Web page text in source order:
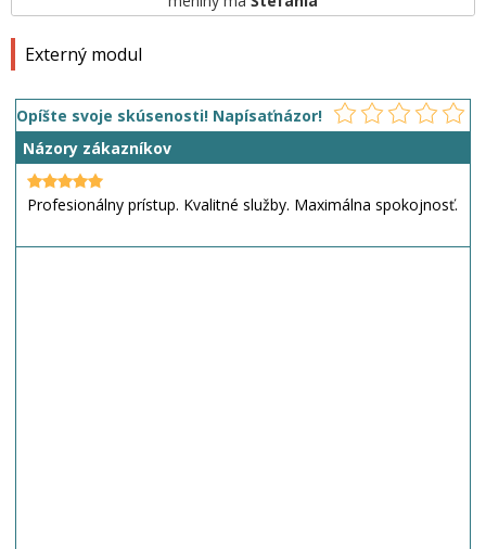
Externý modul
Opíšte svoje skúsenosti! Napísaťnázor!
Názory zákazníkov
Profesionálny prístup. Kvalitné služby. Maximálna spokojnosť.